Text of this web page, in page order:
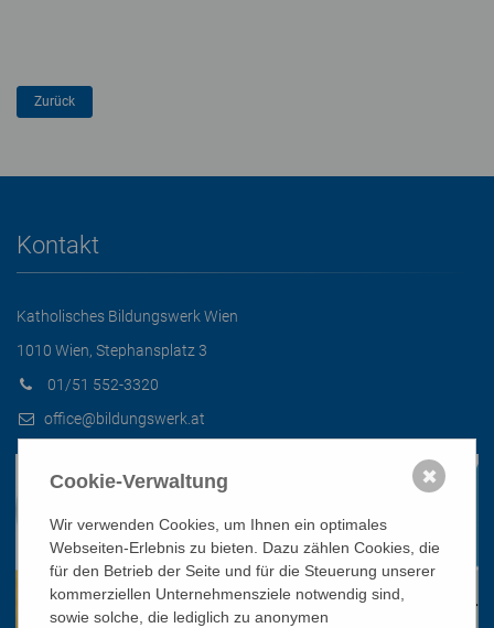
Kontakt
Katholisches Bildungswerk Wien
1010 Wien, Stephansplatz 3
01/51 552-3320
office@bildungswerk.at
Cookie-Verwaltung
Wir verwenden Cookies, um Ihnen ein optimales
Webseiten-Erlebnis zu bieten. Dazu zählen Cookies, die
für den Betrieb der Seite und für die Steuerung unserer
kommerziellen Unternehmensziele notwendig sind,
sowie solche, die lediglich zu anonymen
✖